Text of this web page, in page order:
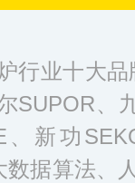
行业十大
SUPOR、
、新功
据算法、